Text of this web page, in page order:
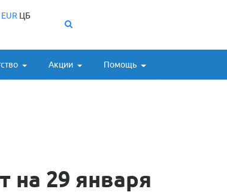
EUR ЦБ
Акции Помощь
на 29 января